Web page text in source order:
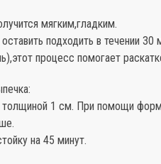
мягким,гладким.
подходить в течении
процесс помогает
толщиной 1 см. При помощи
на 45 минут.